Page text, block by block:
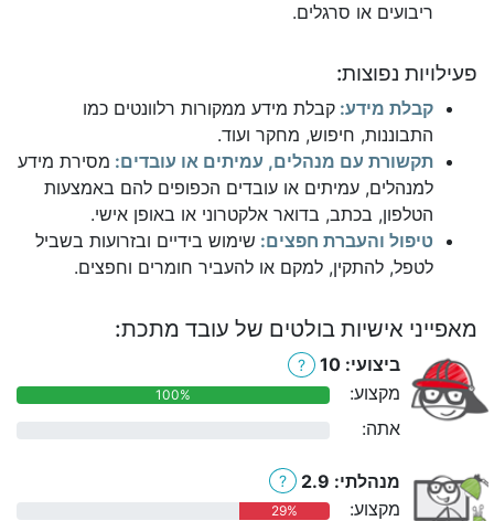
ריבועים או סרגלים.
פעילויות נפוצות:
קבלת מידע: קבלת מידע ממקורות רלוונטים כמו
התבוננות, חיפוש, מחקר ועוד.
תקשורת עם מנהלים, עמיתים או עובדים: מסירת מידע
למנהלים, עמיתים או עובדים הכפופים להם באמצעות
הטלפון, בכתב, בדואר אלקטרוני או באופן אישי.
טיפול והעברת חפצים: שימוש בידיים ובזרועות בשביל
לטפל, להתקין, למקם או להעביר חומרים וחפצים.
מאפייני אישיות בולטים של עובד מתכת:
ביצועי: 10 ?
מקצוע: 100%
אתה:
מנהלתי: 2.9 ?
מקצוע: 29%